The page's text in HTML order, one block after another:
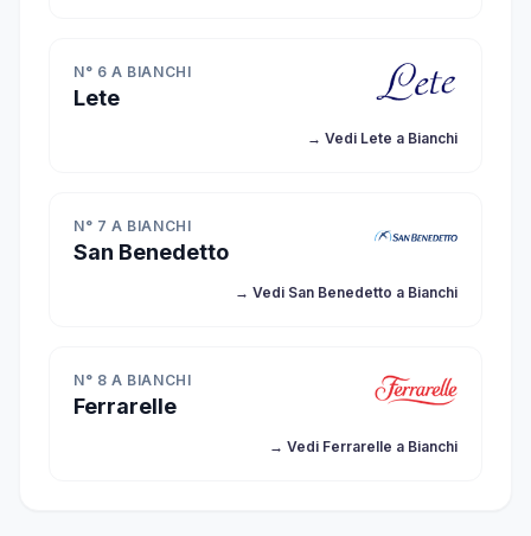
N° 6 A BIANCHI
Lete
→ Vedi Lete a Bianchi
N° 7 A BIANCHI
San Benedetto
→ Vedi San Benedetto a Bianchi
N° 8 A BIANCHI
Ferrarelle
→ Vedi Ferrarelle a Bianchi